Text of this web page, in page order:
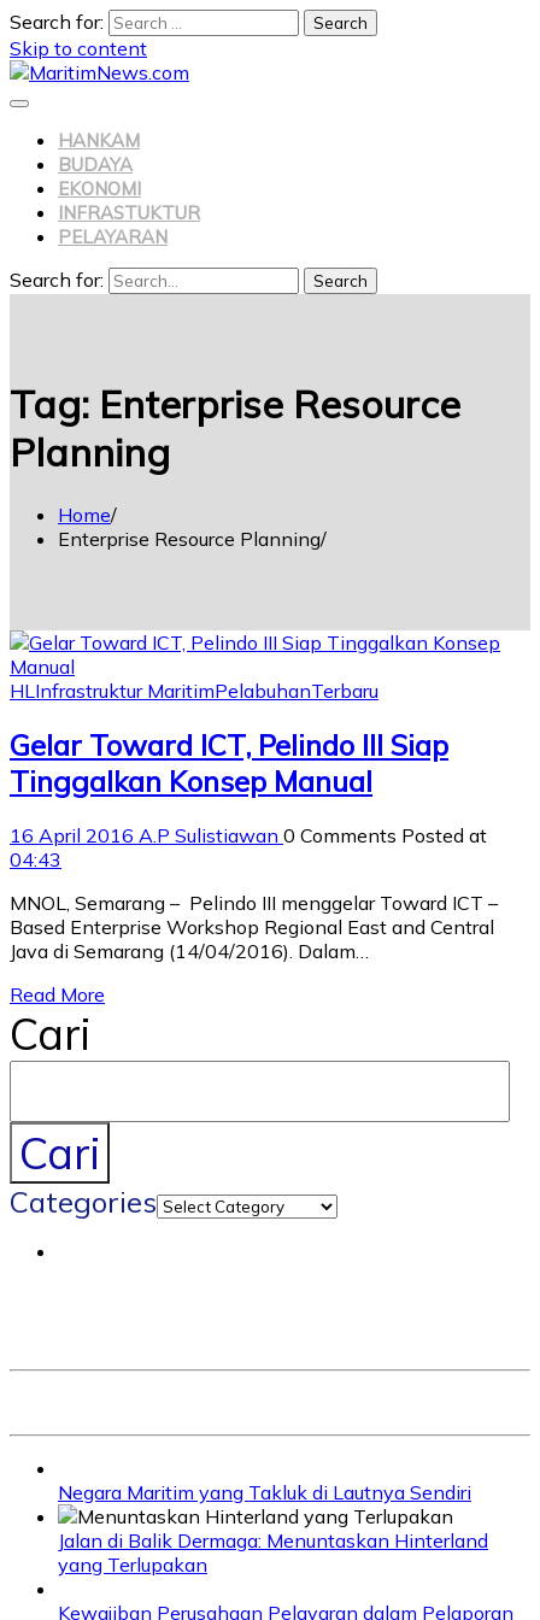
Search for:
Skip to content
HANKAM
BUDAYA
EKONOMI
INFRASTUKTUR
PELAYARAN
Search for: Search
Tag: Enterprise Resource
Planning
Home
Enterprise Resource Planning
HL Infrastruktur MaritimPelabuhanTerbaru
Gelar Toward ICT, Pelindo III Siap
Tinggalkan Konsep Manual
16 April 2016 A.P Sulistiawan 0 Comments Posted at
04:43
MNOL, Semarang – Pelindo III menggelar Toward ICT –
Based Enterprise Workshop Regional East and Central
Java di Semarang (14/04/2016). Dalam…
Read More
Cari
Cari
Categories
Negara Maritim yang Takluk di Lautnya Sendiri
Jalan di Balik Dermaga: Menuntaskan Hinterland
yang Terlupakan
Kewajiban Perusahaan Pelayaran dalam Pelaporan